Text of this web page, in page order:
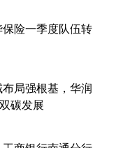
险一季度队伍转
局强根基，华润
碳发展